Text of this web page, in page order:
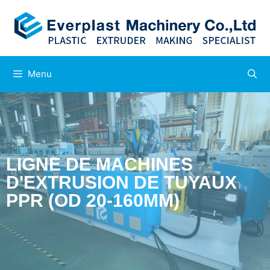
Menu
LIGNE DE MACHINES
D'EXTRUSION DE TUYAUX
PPR (OD 20-160MM)